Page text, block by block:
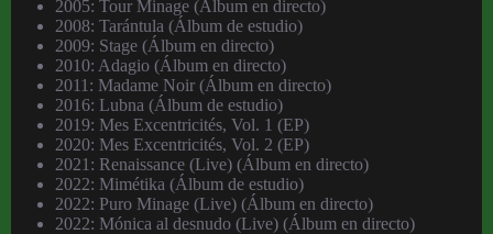
2005: Tour Minage (Álbum en directo)
2008: Tarántula (Álbum de estudio)
2009: Stage (Álbum en directo)
2010: Adagio (Álbum en directo)
2011: Madame Noir (Álbum en directo)
2016: Lubna (Álbum de estudio)
2019: Mes Excentricités, Vol. 1 (EP)
2020: Mes Excentricités, Vol. 2 (EP)
2021: Renaissance (Live) (Álbum en directo)
2022: Mimétika (Álbum de estudio)
2022: Puro Minage (Live) (Álbum en directo)
2022: Mónica al desnudo (Live) (Álbum en directo)